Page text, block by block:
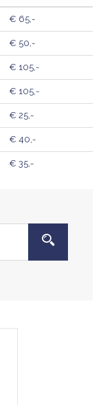
€ 65,-
€ 50,-
€ 105,-
€ 105,-
€ 25,-
€ 40,-
€ 35,-